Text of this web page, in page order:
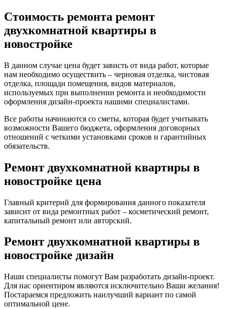
Стоимость ремонта ремонт
двухкомнатной квартиры в
новостройке
В данном случае цена будет зависть от вида работ, которые
нам необходимо осуществить – черновая отделка, чистовая
отделка, площади помещения, видов материалов,
используемых при выполнении ремонта и необходимости
оформления дизайн-проекта нашими специалистами.
Все работы начинаются со сметы, которая будет учитывать
возможности Вашего бюджета, оформления договорных
отношений с четкими установками сроков и гарантийных
обязательств.
Ремонт двухкомнатной квартиры в
новостройке цена
Главный критерий для формирования данного показателя
зависит от вида ремонтных работ – косметический ремонт,
капитальный ремонт или авторский.
Ремонт двухкомнатной квартиры в
новостройке дизайн
Наши специалисты помогут Вам разработать дизайн-проект.
Для нас ориентиром являются исключительно Ваши желания!
Постараемся предложить наилучший вариант по самой
оптимальной цене.